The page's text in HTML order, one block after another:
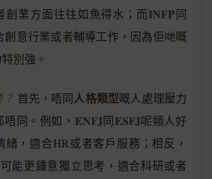
創業方面往往如魚得水；而INFP同
創意行業或者輔導工作，因為佢哋嘅
別強。
首先，唔同人格類型嘅人處理壓力
同。例如， ENFJ同ESFJ呢類人好
緒，適合HR或者客戶服務；相反，
能更鍾意獨立思考，適合科研或者